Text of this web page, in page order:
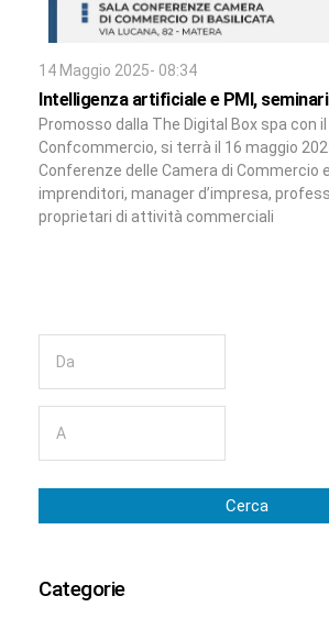
14 Maggio 2025- 08:34
Intelligenza artificiale e PMI,
Promosso dalla The Digital Box spa con
Confcommercio, si terrà il 16 maggio
Conferenze delle Camera di Commercio
imprenditori, manager d’impresa,
proprietari di attività commerciali
Cerca
Categorie